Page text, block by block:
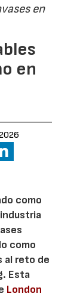
en
en
como
como
al reto de
Esta
London